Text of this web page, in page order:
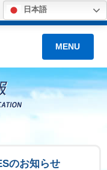
日本語
MENU
のお知らせ